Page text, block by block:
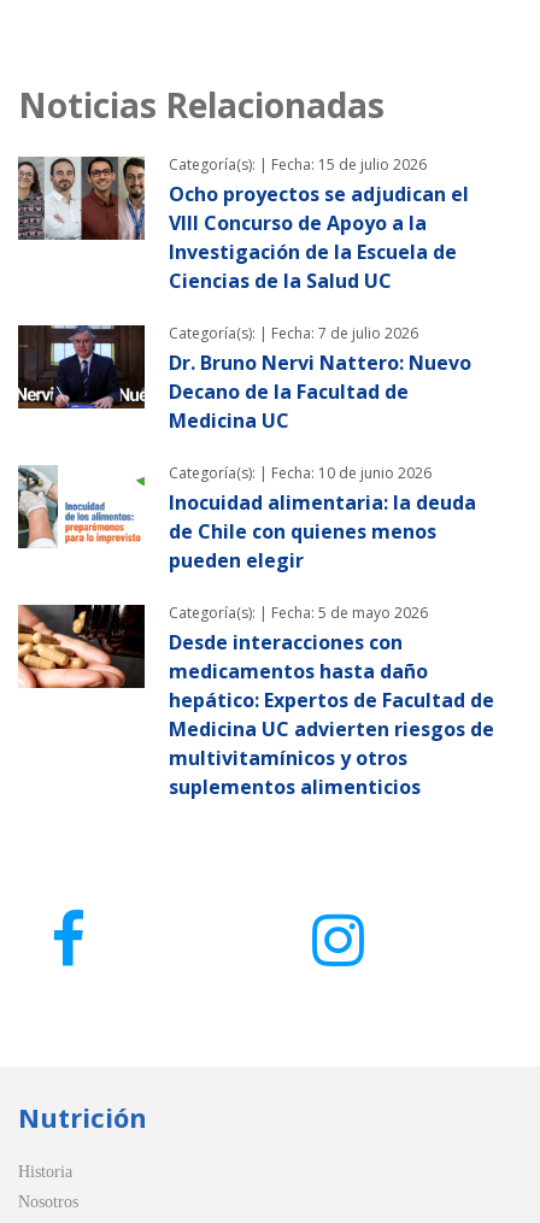
Noticias Relacionadas
Categoría(s): | Fecha: 15 de julio 2026
Ocho proyectos se adjudican el
VIII Concurso de Apoyo a la
Investigación de la Escuela de
Ciencias de la Salud UC
Categoría(s): | Fecha: 7 de julio 2026
Dr. Bruno Nervi Nattero: Nuevo
Decano de la Facultad de
Medicina UC
Categoría(s): | Fecha: 10 de junio 2026
Inocuidad alimentaria: la deuda
de Chile con quienes menos
pueden elegir
Categoría(s): | Fecha: 5 de mayo 2026
Desde interacciones con
medicamentos hasta daño
hepático: Expertos de Facultad de
Medicina UC advierten riesgos de
multivitamínicos y otros
suplementos alimenticios
Nutrición
Historia
Nosotros